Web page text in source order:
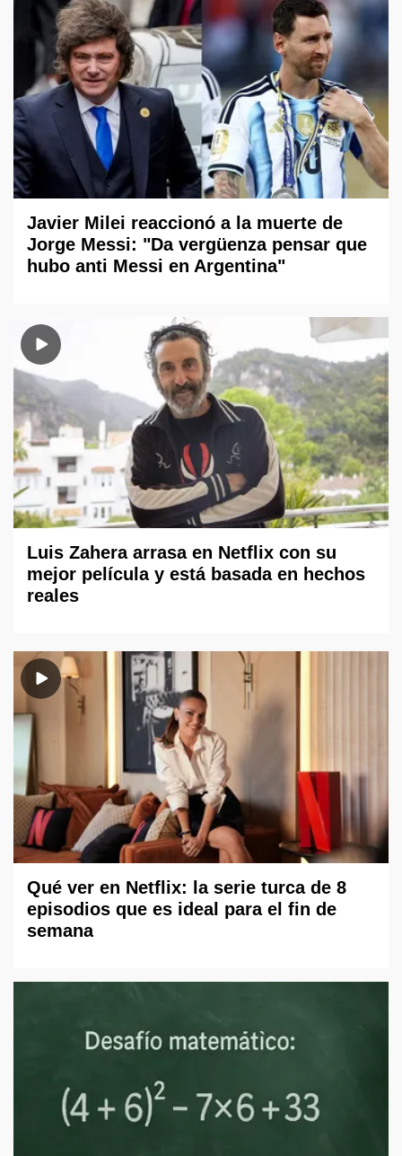
Javier Milei reaccionó a la muerte de
Jorge Messi: "Da vergüenza pensar que
hubo anti Messi en Argentina"
Luis Zahera arrasa en Netflix con su
mejor película y está basada en hechos
reales
Qué ver en Netflix: la serie turca de 8
episodios que es ideal para el fin de
semana